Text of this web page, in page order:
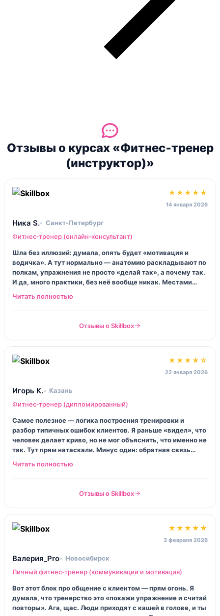
Отзывы о курсах «Фитнес‑тренер
(инструктор)»
★★★★★
14 января 2026
Ника S.
Санкт‑Петербург
Фитнес‑тренер (онлайн‑консультант)
Шла без иллюзий: думала, опять будет «мотивация и
водичка». А тут нормально — анатомию раскладывают по
полкам, упражнения не просто «делай так», а почему так.
И да, много практики, без неё вообще никак. Местами
Отзывы о Skillbox
★★★★☆
22 января 2026
Игорь К.
Казань
Фитнес‑тренер (дипломированный)
Самое полезное — логика построения тренировки и
разбор типичных ошибок клиентов. Я раньше «видел», что
человек делает криво, но не мог объяснить, что именно не
так. Тут прям натаскали. Минус один: обратная связь
Отзывы о Skillbox
★★★★★
3 февраля 2026
Валерия_Pro
Новосибирск
Личный фитнес‑тренер (коммуникации и мотивация)
Вот этот блок про общение с клиентом — прям огонь. Я
думала, что тренерство это «покажи упражнение и считай
повторы». Ага, щас. Люди приходят с кашей в голове, и ты